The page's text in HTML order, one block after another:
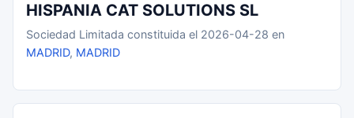
HISPANIA CAT SOLUTIONS SL
Sociedad Limitada constituida el 2026-04-28 en
MADRID, MADRID